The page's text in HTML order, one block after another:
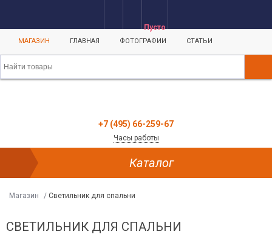
Пусто
МАГАЗИН ГЛАВНАЯ ФОТОГРАФИИ СТАТЬИ
+7 (495) 66-259-67
Часы работы
Каталог
Магазин / Светильник для спальни
СВЕТИЛЬНИК ДЛЯ СПАЛЬНИ